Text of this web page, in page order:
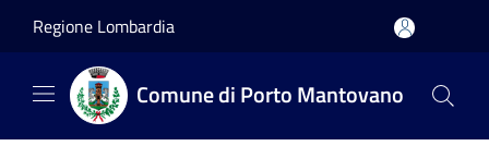
Regione Lombardia
Comune di Porto Mantovano